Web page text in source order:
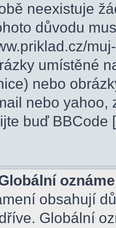
neexistuje
důvodu
umístěné
nebo
nebo yahoo,
buď BBCode
obsahují
Globální